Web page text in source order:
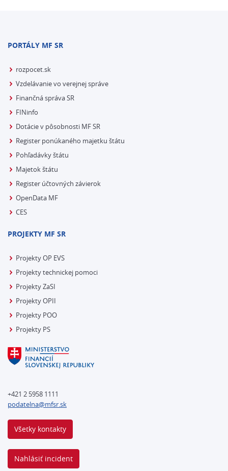
PORTÁLY MF SR
rozpocet.sk
Vzdelávanie vo verejnej správe
Finančná správa SR
FINinfo
Dotácie v pôsobnosti MF SR
Register ponúkaného majetku štátu
Pohľadávky štátu
Majetok štátu
Register účtovných závierok
OpenData MF
CES
PROJEKTY MF SR
Projekty OP EVS
Projekty technickej pomoci
Projekty ZaSI
Projekty OPII
Projekty POO
Projekty PS
+421 2 5958 1111
podatelna@mfsr.sk
Všetky kontakty
Nahlásiť incident